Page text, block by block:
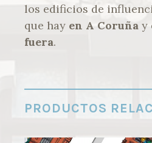
los edificios de
que hay en A Coruña y
fuera.
PRODUCTOS